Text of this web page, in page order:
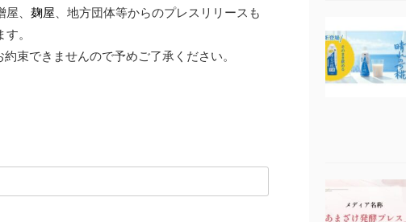
、 麹屋 、地方団体等からのプレスリリースも
。
束できませんので予めご了承ください。